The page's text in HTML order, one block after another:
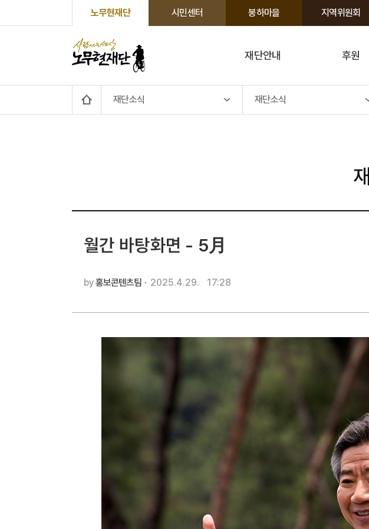
노무현재단 시민센터 봉하마을 지역위원회
재단안내 후원
재단소식 재단소식
월간 바탕화면 - 5月
by홍보콘텐츠팀 · 2025.4.29. 17:28